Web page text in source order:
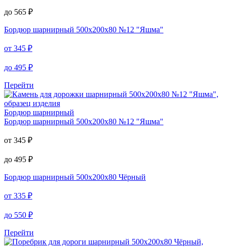
до 565 ₽
Бордюр шарнирный 500х200х80 №12 "Яшма"
от 345 ₽
до 495 ₽
Перейти
Бордюр шарнирный
Бордюр шарнирный 500х200х80 №12 "Яшма"
от 345 ₽
до 495 ₽
Бордюр шарнирный 500х200х80 Чёрный
от 335 ₽
до 550 ₽
Перейти